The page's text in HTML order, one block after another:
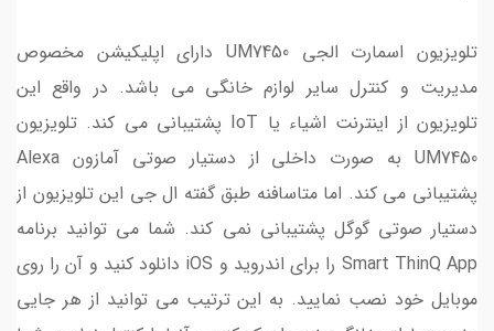
تلویزیون اسمارت الجی UM7450 دارای اپلیکیشن مخصوص
مدیریت و کنترل سایر لوازم خانگی می باشد. در واقع این
تلویزیون از اینترنت اشیاء یا IoT پشتیبانی می کند. تلویزیون
UM7450 به صورت داخلی از دستیار صوتی آمازون Alexa
پشتیبانی می کند. اما متاسافنه طبق گفته ال جی این تلویزیون از
دستیار صوتی گوگل پشتیبانی نمی کند. شما می توانید برنامه
Smart ThinQ App را برای اندروید و iOS دانلود کنید و آن را روی
موبایل خود نصب نمایید. به این ترتیب می توانید از هر جایی